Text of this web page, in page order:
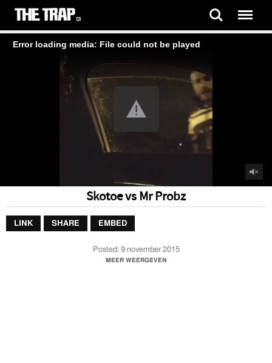
Error loading media: File could not be played
Skotoe vs Mr Probz
LINK SHARE EMBED
Posted:9 november 2015
Skotoe vs Mr Probz
MEER WEERGEVEN